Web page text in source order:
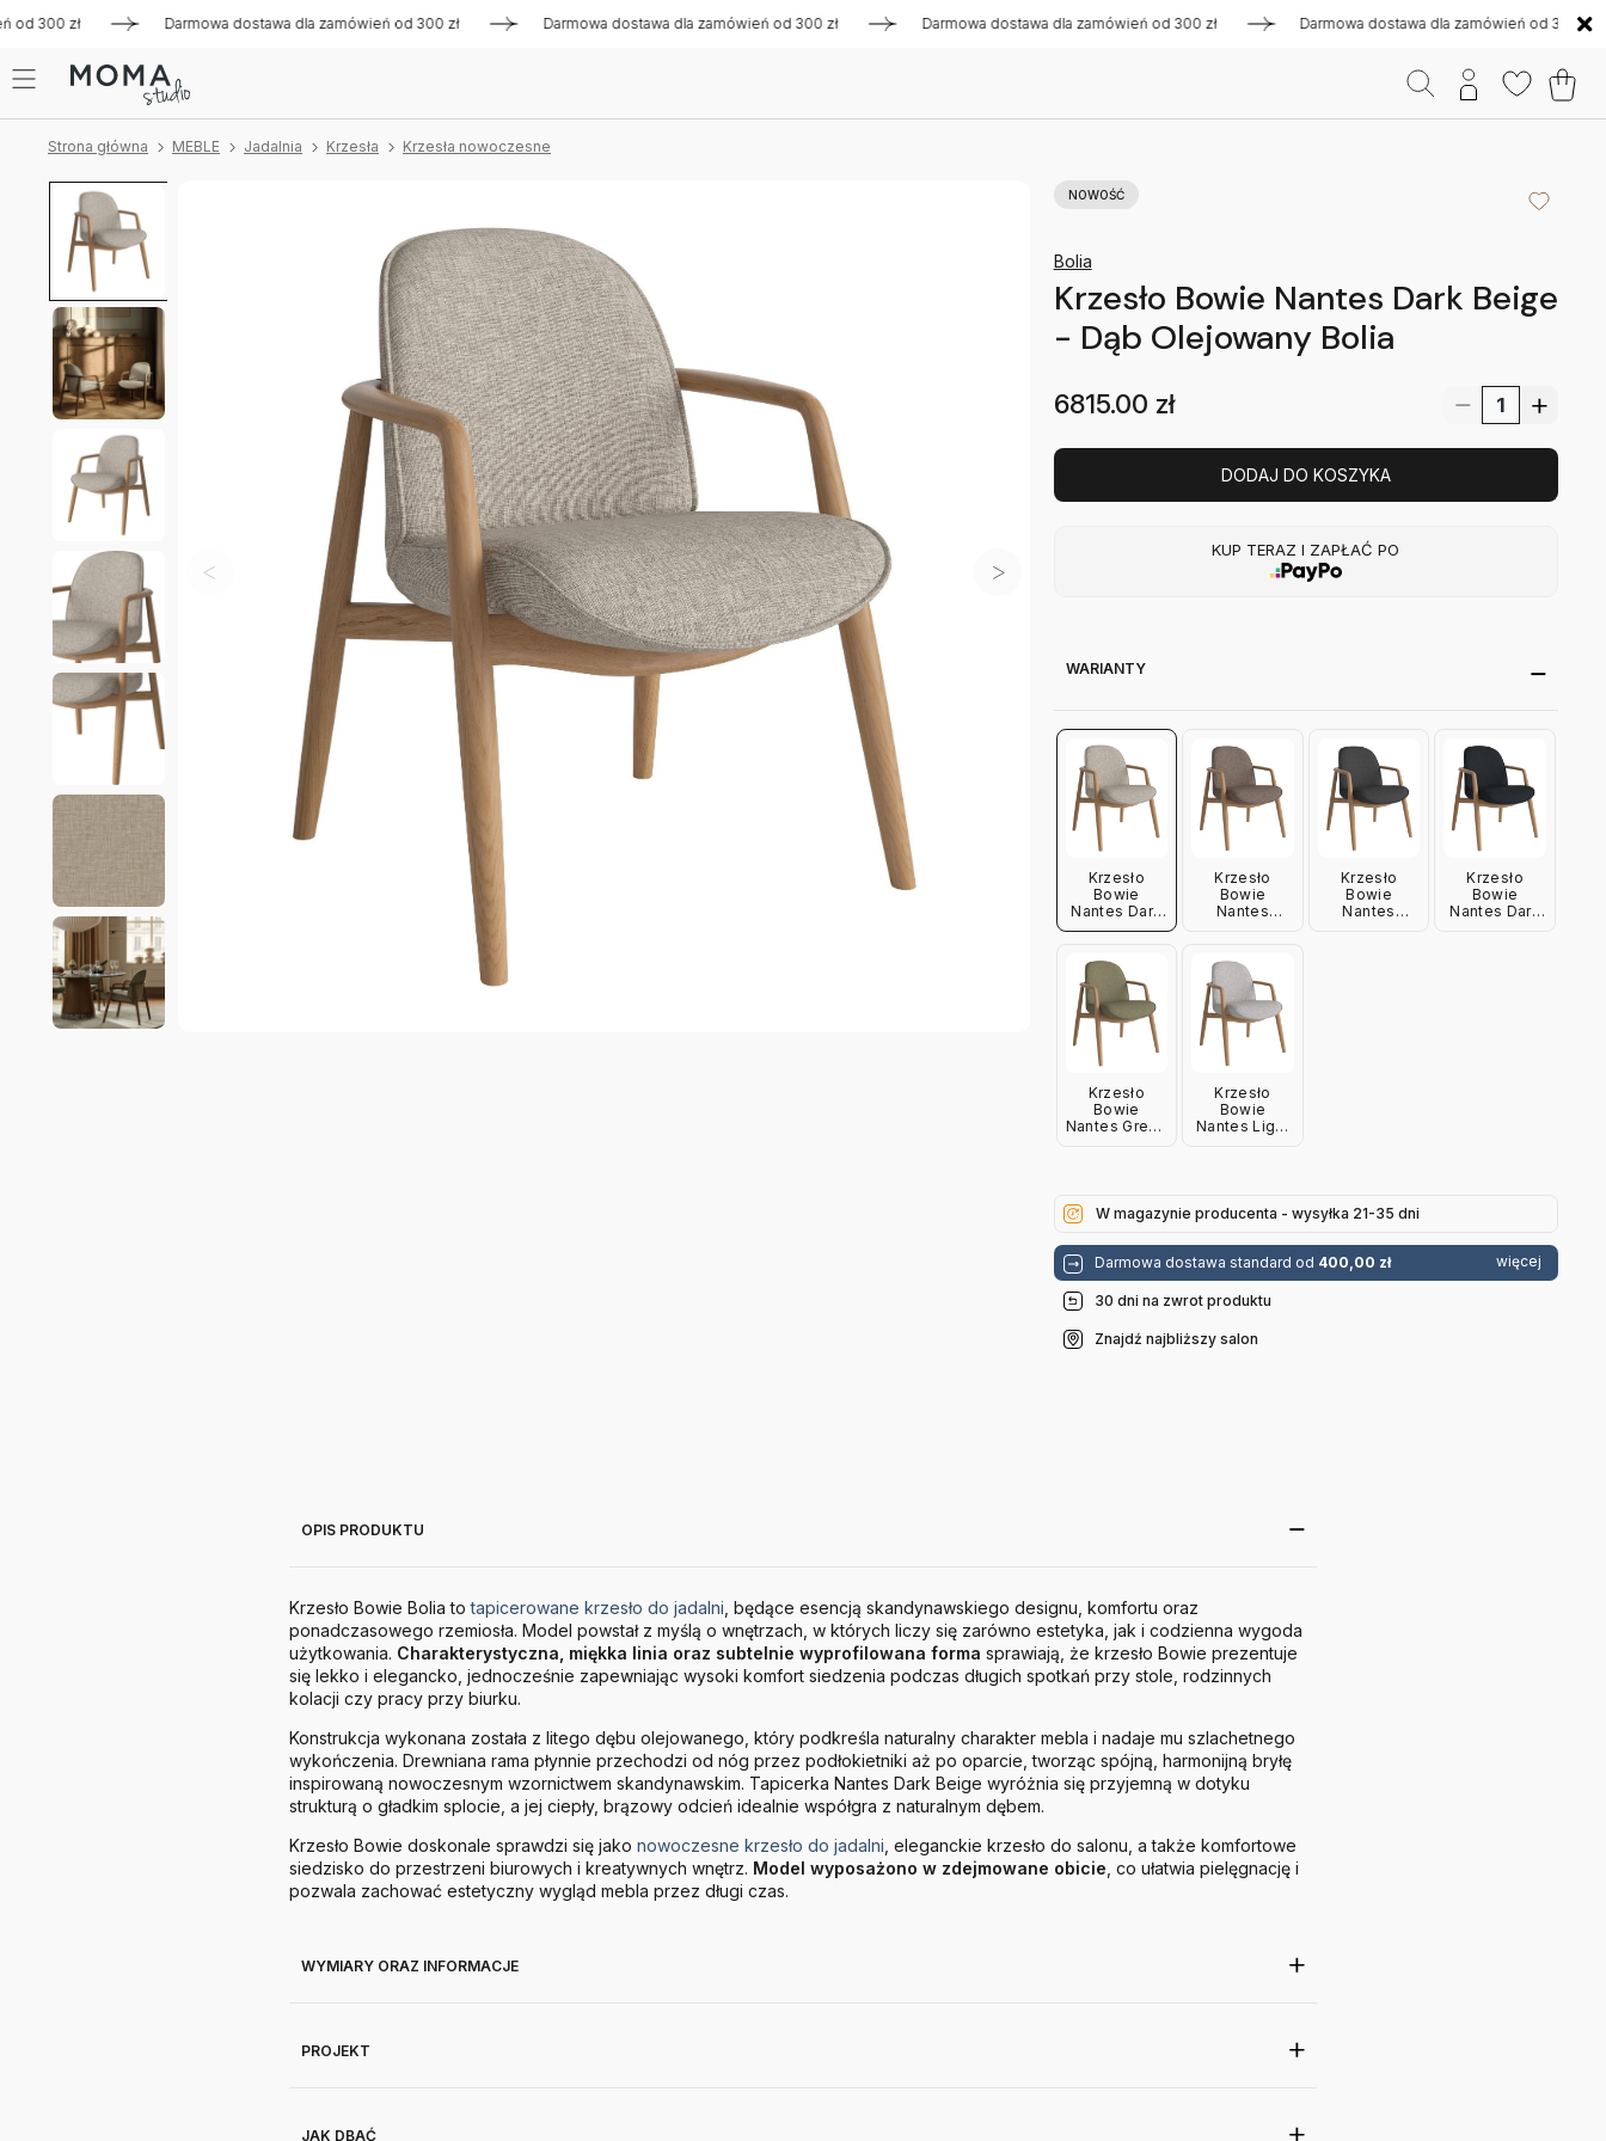
zł Darmowa dostawa dla zamówień od 300 zł Darmowa dostawa dla zamówień od 300 zł Darmowa dostawa dla zamówień od 300 zł Darmowa dostawa dla zamówień od 300 zł
Strona główna MEBLE Jadalnia Krzesła Krzesła nowoczesne
NOWOŚĆ
Bolia
Krzesło Bowie Nantes Dark Beige
- Dąb Olejowany Bolia
6815.00 zł
DODAJ DO KOSZYKA
KUP TERAZ I ZAPŁAĆ PO
WARIANTY
Krzesło
Bowie
Nantes Dark
Beige - Dąb
Bolia
Krzesło
Bowie
Nantes
Bolia
Krzesło
Bowie
Nantes
Krzesło
Bowie
Nantes Dark
Krzesło
Bowie
Nantes Green
Krzesło
Bowie
Nantes Light
W magazynie producenta - wysyłka 21-35 dni
Darmowa dostawa standard od 400,00 zł więcej
30 dni na zwrot produktu
Znajdź najbliższy salon
OPIS PRODUKTU
Krzesło Bowie Bolia totapicerowane krzesło do jadalni , będące esencją skandynawskiego designu, komfortu oraz
ponadczasowego rzemiosła. Model powstał z myślą o wnętrzach, w których liczy się zarówno estetyka, jak i codzienna wygoda
użytkowania. Charakterystyczna, miękka linia oraz subtelnie wyprofilowana forma sprawiają, że krzesło Bowie prezentuje
się lekko i elegancko, jednocześnie zapewniając wysoki komfort siedzenia podczas długich spotkań przy stole, rodzinnych
kolacji czy pracy przy biurku.
Konstrukcja wykonana została z litego dębu olejowanego, który podkreśla naturalny charakter mebla i nadaje mu szlachetnego
wykończenia. Drewniana rama płynnie przechodzi od nóg przez podłokietniki aż po oparcie, tworząc spójną, harmonijną bryłę
inspirowaną nowoczesnym wzornictwem skandynawskim. Tapicerka Nantes Dark Beige wyróżnia się przyjemną w dotyku
strukturą o gładkim splocie, a jej ciepły, brązowy odcień idealnie współgra z naturalnym dębem.
Krzesło Bowie doskonale sprawdzi się jako nowoczesne krzesło do jadalni , eleganckie krzesło do salonu, a także komfortowe
siedzisko do przestrzeni biurowych i kreatywnych wnętrz. Model wyposażono w zdejmowane obicie , co ułatwia pielęgnację i
pozwala zachować estetyczny wygląd mebla przez długi czas.
WYMIARY ORAZ INFORMACJE
PROJEKT
JAK DBAĆ